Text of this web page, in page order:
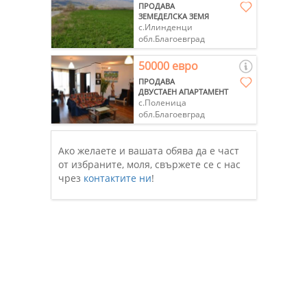
ПРОДАВА
ЗЕМЕДЕЛСКА ЗЕМЯ
с.Илинденци
обл.Благоевград
50000 евро
ПРОДАВА
ДВУСТАЕН АПАРТАМЕНТ
с.Поленица
обл.Благоевград
Ако желаете и вашата обява да е част
от избраните, моля, свържете се с нас
чрез контактите ни!